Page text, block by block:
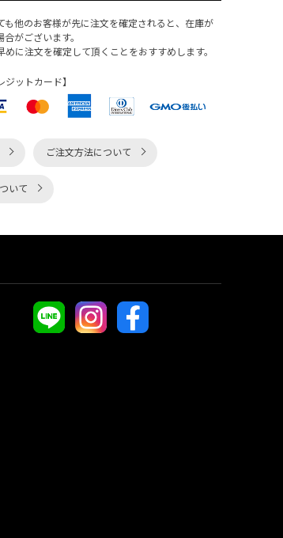
も他のお客様が先に注文を確定されると、在庫が
がございます。
めに注文を確定して頂くことをおすすめします。
ジットカード】
ご注文方法について
いて